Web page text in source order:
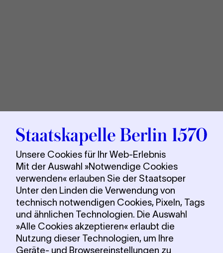
Unsere Cookies für Ihr Web-Erlebnis
Mit der Auswahl »Notwendige Cookies
verwenden« erlauben Sie der Staatsoper
Unter den Linden die Verwendung von
technisch notwendigen Cookies, Pixeln, Tags
und ähnlichen Technologien. Die Auswahl
»Alle Cookies akzeptieren« erlaubt die
Nutzung dieser Technologien, um Ihre
Geräte- und Browsereinstellungen zu